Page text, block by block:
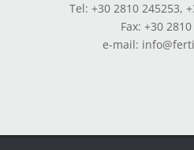
Tel: +30 2810 245253,
Fax: +30
e-mail: